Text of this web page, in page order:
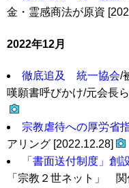
金・霊感商法が原資
2022年12月
徹底追及 統一協会/
嘆願書呼びかけ/元会長
宗教虐待への厚労省
アリング [2022.12.28]
「書面送付制度」創
「宗教２世ネット」